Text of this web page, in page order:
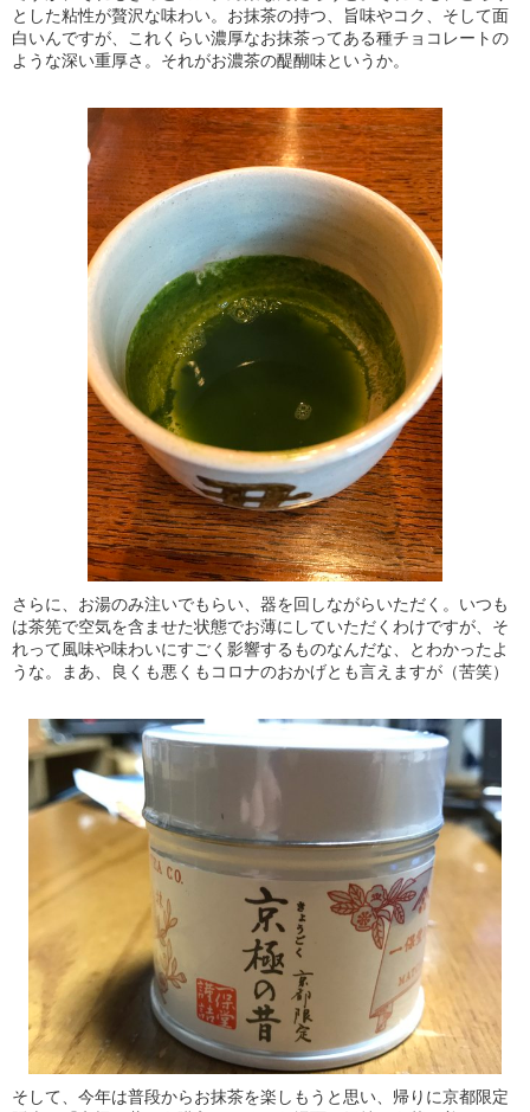
とした粘性が贅沢な味わい。お抹茶の持つ、旨味やコク、そして面
白いんですが、これくらい濃厚なお抹茶ってある種チョコレートの
ような深い重厚さ。それがお濃茶の醍醐味というか。
さらに、お湯のみ注いでもらい、器を回しながらいただく。いつも
は茶筅で空気を含ませた状態でお薄にしていただくわけですが、そ
れって風味や味わいにすごく影響するものなんだな、とわかったよ
うな。まあ、良くも悪くもコロナのおかげとも言えますが（苦笑）
そして、今年は普段からお抹茶を楽しもうと思い、帰りに京都限定